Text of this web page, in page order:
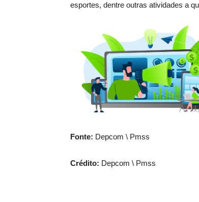
esportes, dentre outras atividades a
Fonte: Depcom \ Pmss
Crédito: Depcom \ Pmss